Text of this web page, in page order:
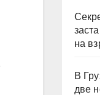
на
В
две